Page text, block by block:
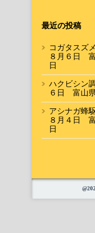
最近の投稿
コガタスズ
８月６日
日
ハクビシン
６日 富山
アシナガ蜂
８月４日
日